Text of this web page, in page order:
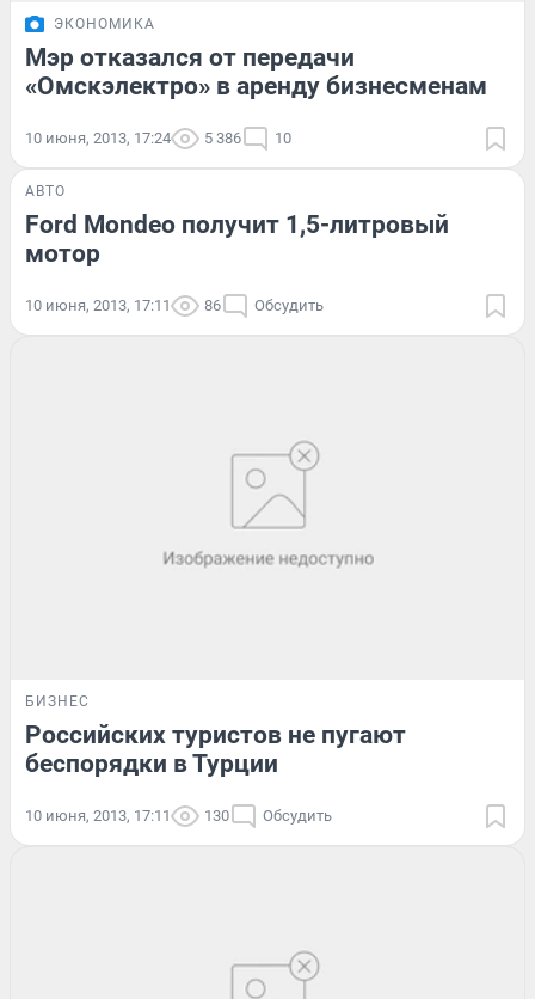
ЭКОНОМИКА
Мэр отказался от передачи
«Омскэлектро» в аренду бизнесменам
10 июня, 2013, 17:24 5 386 10
АВТО
Ford Mondeo получит 1,5-литровый
мотор
10 июня, 2013, 17:11 86 Обсудить
БИЗНЕС
Российских туристов не пугают
беспорядки в Турции
10 июня, 2013, 17:11 130 Обсудить